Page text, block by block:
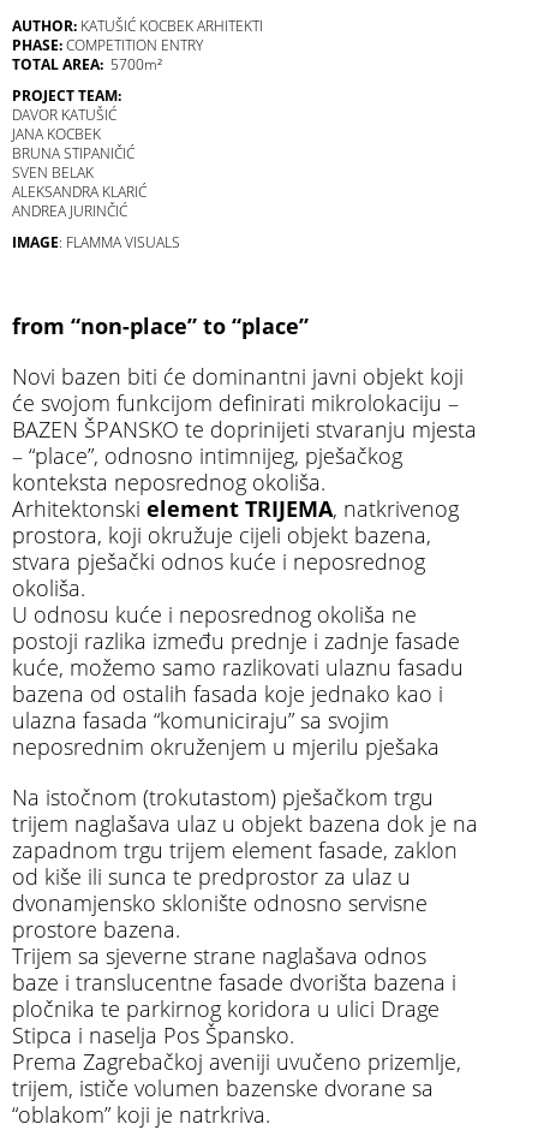
AUTHOR: KATUŠIĆ KOCBEK ARHITEKTI
PHASE:COMPETITION ENTRY
TOTAL AREA: 5700m²
PROJECT TEAM:
DAVOR KATUŠIĆ
JANA KOCBEK
BRUNA STIPANIČIĆ
SVEN BELAK
ALEKSANDRA KLARIĆ
ANDREA JURINČIĆ
IMAGE: FLAMMA VISUALS
from “non-place” to “place”
Novi bazen biti će dominantni javni objekt koji
će svojom funkcijom definirati mikrolokaciju –
BAZEN ŠPANSKO te doprinijeti stvaranju mjesta
– “place”, odnosno intimnijeg, pješačkog
konteksta neposrednog okoliša.
Arhitektonski element TRIJEMA, natkrivenog
prostora, koji okružuje cijeli objekt bazena,
stvara pješački odnos kuće i neposrednog
okoliša.
U odnosu kuće i neposrednog okoliša ne
postoji razlika između prednje i zadnje fasade
kuće, možemo samo razlikovati ulaznu fasadu
bazena od ostalih fasada koje jednako kao i
ulazna fasada “komuniciraju” sa svojim
neposrednim okruženjem u mjerilu pješaka
Na istočnom (trokutastom) pješačkom trgu
trijem naglašava ulaz u objekt bazena dok je na
zapadnom trgu trijem element fasade, zaklon
od kiše ili sunca te predprostor za ulaz u
dvonamjensko sklonište odnosno servisne
prostore bazena.
Trijem sa sjeverne strane naglašava odnos
baze i translucentne fasade dvorišta bazena i
pločnika te parkirnog koridora u ulici Drage
Stipca i naselja Pos Špansko.
Prema Zagrebačkoj aveniji uvučeno prizemlje,
trijem, ističe volumen bazenske dvorane sa
“oblakom” koji je natrkriva.